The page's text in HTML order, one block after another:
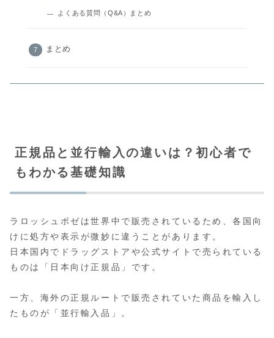
よくある質問（Q&A）まとめ
まとめ
正規品と並行輸入の違いは？初心者で
もわかる基礎知識
ラロッシュポゼは世界中で販売されているため、各国向
けに処方や表示が微妙に違うことがあります。
日本国内でドラッグストアや公式サイトで売られている
ものは「日本向け正規品」です。
一方、海外の正規ルートで販売されていた商品を輸入し
たものが「並行輸入品」。